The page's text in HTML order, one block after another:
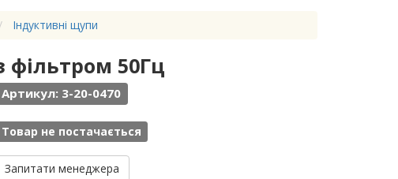
Індуктивні щупи
фільтром 50Гц
Артикул: 3-20-0470
Товар не постачається
Запитати менеджера